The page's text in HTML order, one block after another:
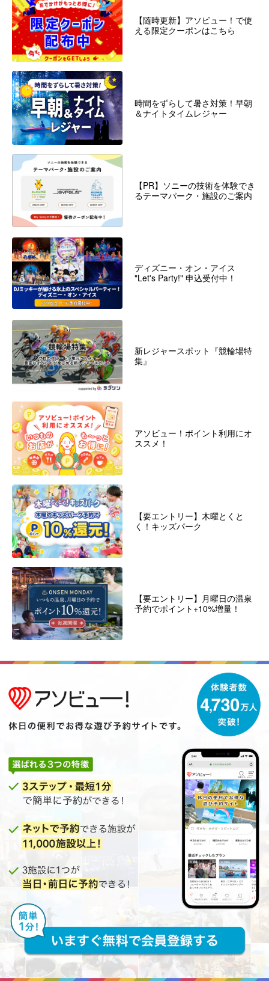
【随時更新】アソビュー！で使
える限定クーポンはこちら
時間をずらして暑さ対策！早朝
＆ナイトタイムレジャー
【PR】ソニーの技術を体験でき
るテーマパーク・施設のご案内
ディズニー・オン・アイス
"Let's Party!" 申込受付中！
新レジャースポット『競輪場特
集』
アソビュー！ポイント利用にオ
ススメ！
【要エントリー】木曜とくと
く！キッズパーク
【要エントリー】月曜日の温泉
予約でポイント+10%増量！